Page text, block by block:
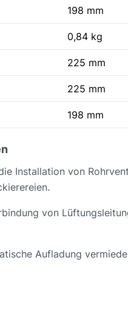
198 mm
0,84 kg
225 mm
225 mm
198 mm
Installation von
von
Aufladung